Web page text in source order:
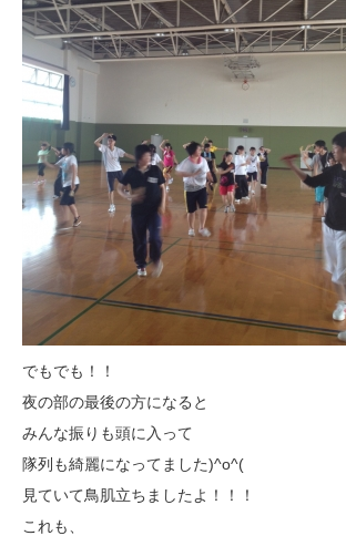
でもでも！！
夜の部の最後の方になると
みんな振りも頭に入って
隊列も綺麗になってました)^o^(
見ていて鳥肌立ちましたよ！！！
これも、